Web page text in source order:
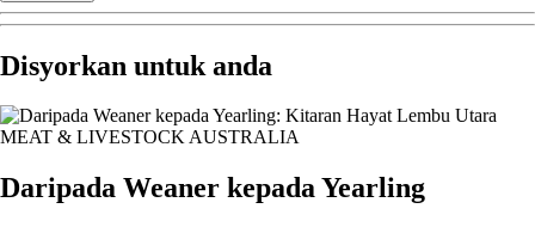
Disyorkan untuk anda
MEAT & LIVESTOCK AUSTRALIA
Daripada Weaner kepada Yearling